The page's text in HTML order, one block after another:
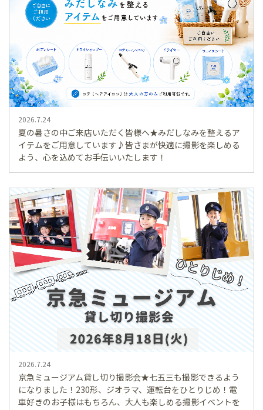
2026.7.24
夏の暑さの中ご来店いただく皆様へ★みだしなみを整えるア
イテムをご用意しています♪皆さまが快適に撮影を楽しめる
よう、心を込めてお手伝いいたします！
2026.7.24
京急ミュージアム貸し切り撮影会★七五三も撮影できるよう
になりました！230形、ジオラマ、運転台をひとりじめ！電
車好きのお子様はもちろん、大人も楽しめる撮影イベントを